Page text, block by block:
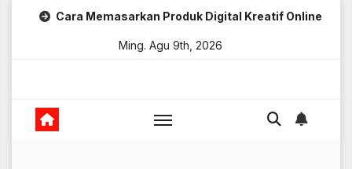
Cara Memasarkan Produk Digital Kreatif Online
Ming. Agu 9th, 2026